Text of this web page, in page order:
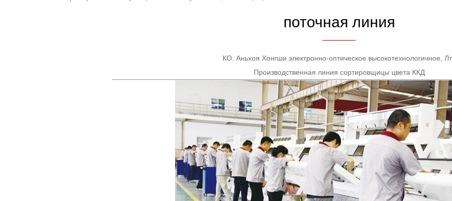
поточная линия
КО. Аньхоя Хонгши электронно-оптическое высокотехнологичное,
Производственная линия сортировщицы цвета ККД